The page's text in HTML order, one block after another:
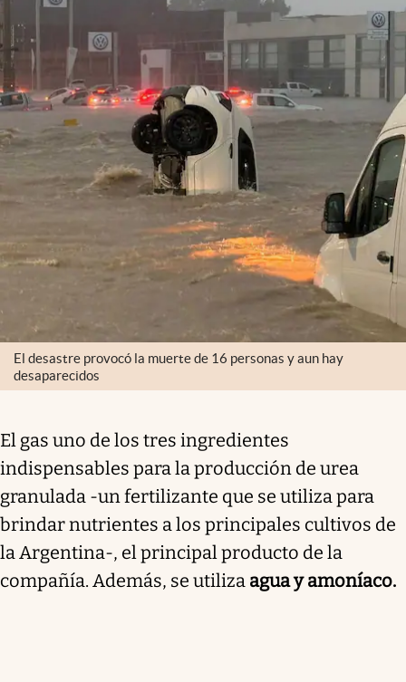
El desastre provocó la muerte de 16 personas y aun hay
desaparecidos
El gas uno de los tres ingredientes
indispensables para la producción de urea
granulada -un fertilizante que se utiliza para
brindar nutrientes a los principales cultivos de
la Argentina-, el principal producto de la
compañía. Además, se utiliza agua y amoníaco.